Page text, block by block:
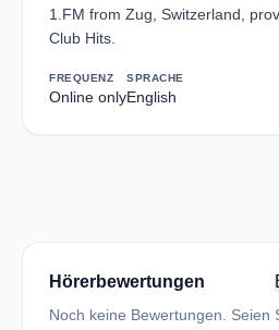
1.FM from Zug, Switzerland,
Club Hits.
FREQUENZ
Online only
SPRACHE
English
Hörerbewertungen
Noch keine Bewertungen. Seien